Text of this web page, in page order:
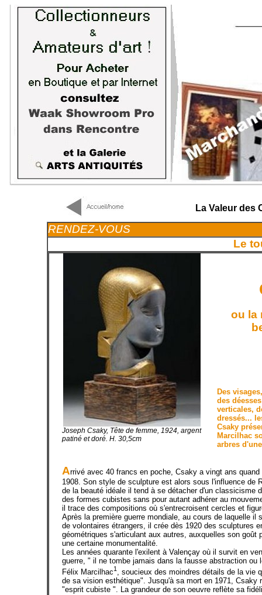
La Valeur des
RENDEZ-VOUS
Le
Joseph Csaky, Tête de femme, 1924, argent
patiné et doré. H. 30,5cm
ou la
Des
des
verticales,
dressés...
Csaky
Marcilhac
arbres
Arrivé avec 40 francs en poche, Csaky a vingt ans
1908. Son style de sculpture est alors sous l'influence de
de la beauté idéale il tend à se détacher d'un classicisme
des formes cubistes sans pour autant adhérer au
il trace des compositions où s'entrecroisent cercles et
Après la première guerre mondiale, au cours de laquelle il
de volontaires étrangers, il crée dès 1920 des sculptures
géométriques s'articulant aux autres, auxquelles son goût
une certaine monumentalité.
Les années quarante l'exilent à Valençay où il survit en
guerre, " il ne tombe jamais dans la fausse abstraction ou
Félix Marcilhac1 , soucieux des moindres détails de la vie
de sa vision esthétique". Jusqu'à sa mort en 1971, Csaky
"esprit cubiste ". La grandeur de son oeuvre reflète sa